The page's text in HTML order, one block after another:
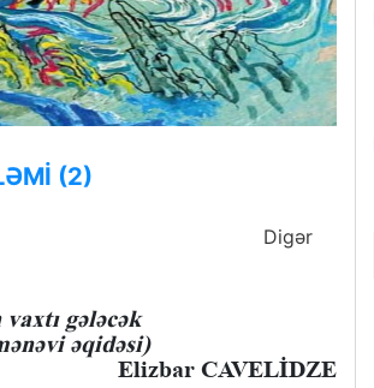
(2)
Digər
gələcək
əqidəsi)
Elizbar CAVELİDZE